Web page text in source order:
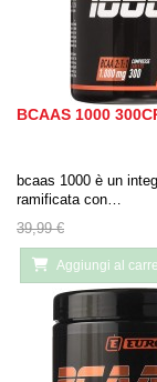
BCAAS 1000
bcaas 1000 è un
ramificata con…
39,99 €
Aggiungi al